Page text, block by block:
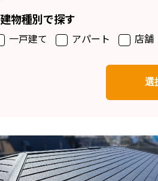
建物種別で探す
アパート
一戸建て 店舗